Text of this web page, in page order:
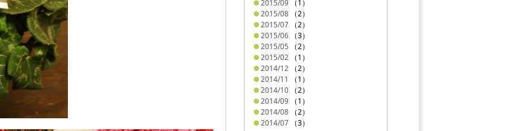
2015/09 （1）
2015/08 （2）
2015/07 （2）
2015/06 （3）
2015/05 （2）
2015/02 （1）
2014/12 （2）
2014/11
（1）
2014/10 （2）
2014/09 （1）
2014/08 （2）
2014/07 （3）